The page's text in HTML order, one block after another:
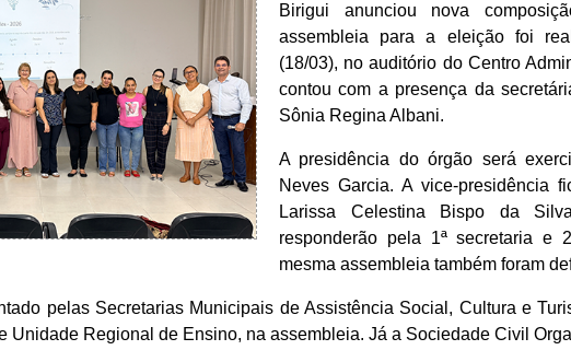
Birigui anunciou nova
assembleia para a eleição foi
(18/03), no auditório do Centro
contou com a presença da
Sônia Regina Albani.
A presidência do órgão será
Neves Garcia. A vice-presidência
Larissa Celestina Bispo da
responderão pela 1ª secretaria e
mesma assembleia também foram
pelas Secretarias Municipais de Assistência Social, Cultura e
Unidade Regional de Ensino, na assembleia. Já a Sociedade Civil